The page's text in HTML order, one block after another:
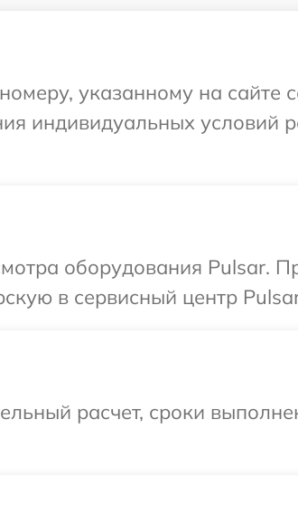
указанному на сайте
индивидуальных условий
оборудования Pulsar.
в сервисный центр
расчет, сроки